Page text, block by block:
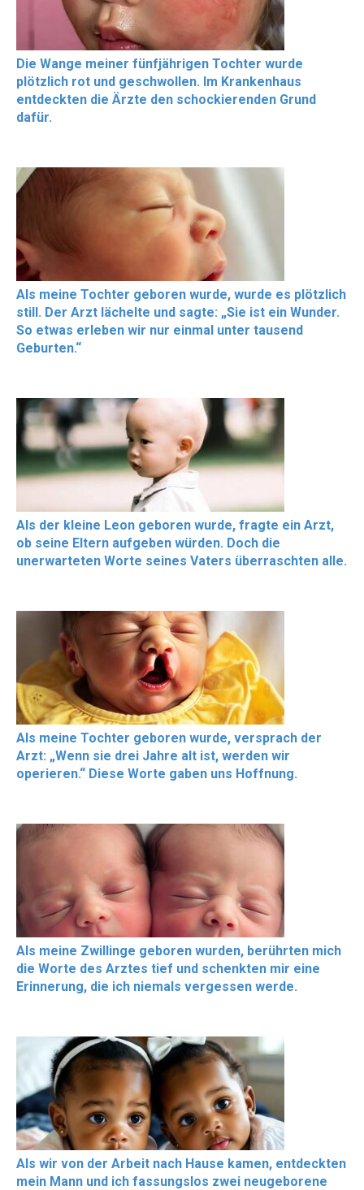
Die Wange meiner fünfjährigen Tochter wurde
plötzlich rot und geschwollen. Im Krankenhaus
entdeckten die Ärzte den schockierenden Grund
dafür.
Als meine Tochter geboren wurde, wurde es plötzlich
still. Der Arzt lächelte und sagte: „Sie ist ein Wunder.
So etwas erleben wir nur einmal unter tausend
Geburten.“
Als der kleine Leon geboren wurde, fragte ein Arzt,
ob seine Eltern aufgeben würden. Doch die
unerwarteten Worte seines Vaters überraschten alle.
Als meine Tochter geboren wurde, versprach der
Arzt: „Wenn sie drei Jahre alt ist, werden wir
operieren.“ Diese Worte gaben uns Hoffnung.
Als meine Zwillinge geboren wurden, berührten mich
die Worte des Arztes tief und schenkten mir eine
Erinnerung, die ich niemals vergessen werde.
Als wir von der Arbeit nach Hause kamen, entdeckten
mein Mann und ich fassungslos zwei neugeborene